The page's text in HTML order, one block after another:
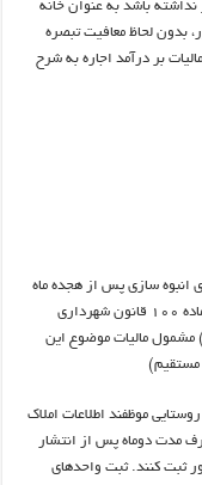
روز ساکن یا کاربر نداشته باشد به عنوان خانه
بدون لحاظ معافیت تبصره
مالیات بر درآمد اجاره به شرح
انبوه سازی پس از هجده ماه
از زمان صدور گوهی اتمام عملیات ساختمانی (موضوع ماده ۱۰۰ قانون شهرداری
آن) مشمول مالیات موضوع این
موظفند اطلاعات املاک
مدت دوماه پس از انتشار
ثبت کنند. ثبت واحدهای